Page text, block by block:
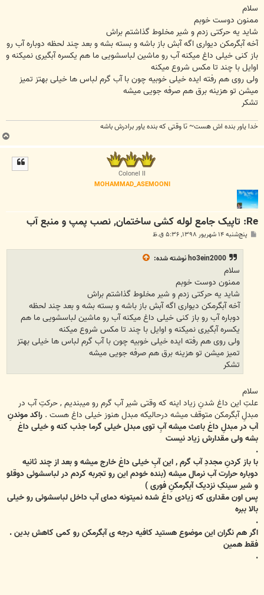
ت
سلام
ممنون دوست خوبم
شاید یه حرکتی زدم و شیر مخلوط گذاشتم براش
آخه آبگرمکن دیواری اگه آبش باز باشه و بسته بشه و بعد چند لحظه دوباره آب رو
باز کنی خیلی داغ میکنه آب رو ماشین لباسشویی ما هم یکسره آبگیری نمیکنه و
اوایل با چند تا مکس شروع میکنه
ولی روی هم رفته ایده خیلی خوبیه چون با آب گرم لباس ها خیلی بهتز تمیز
میشن تو هزینه برق هم صرفه جویی میشه
تشکر
خدا یاور بنده اش هست~ تا وقتی که بنده یاور برادرش باشه
ب
ا
Colonel II
MOHAMMAD_ASEMOONI
Re: تاپیک جامع لوله کشی ساختمان, نصب پمپ و منبع آب
پ پنج‌شنبه ۱۴ شهریور ۱۳۹۸, ۵:۳۶ ق.ظ
ho3ein2000نوشته شده:
سلام
ممنون دوست خوبم
شاید یه حرکتی زدم و شیر مخلوط گذاشتم براش
آخه آبگرمکن دیواری اگه آبش باز باشه و بسته بشه و بعد چند لحظه
دوباره آب رو باز کنی خیلی داغ میکنه آب رو ماشین لباسشویی ما هم
یکسره آبگیری نمیکنه و اوایل با چند تا مکس شروع میکنه
ولی روی هم رفته ایده خیلی خوبیه چون با آب گرم لباس ها خیلی بهتز
تمیز میشن تو هزینه برق هم صرفه جویی میشه
تشکر
سلام
علتِ این داغ شدنِ زیاد اینه که وقتی شیر آب گرم رو میبندیم , حرکتِ آب در
مبدلِ آبگرمکن متوقف میشه درحالیکه مبدل هنوز خیلی داغ هست . راکد موندنِ
آب در مبدلِ داغ باعث میشه آبِ توی مبدل خیلی گرما جذب کنه و خیلی داغ
بشه ولی مقدارش زیاد نیست
با باز کردنِ مجددِ آب گرم , این آبِ خیلی داغ خارج میشه و بعد از چند ثانیه
دوباره حرارت آب نرمال میشه (بنده خودم این رو تجربه کردم در لباسشوئی دوقلو
و شیر سینکِ نزدیک آبگرمکنِ فوری )
پس اون مقداری که زیادی داغ شده نمیتونه دمای آب داخل لباسشوئی رو خیلی
بالا ببره
اگر هم نگران این موضوع هستید کافیه درجه ی آبگرمکن رو کمی کاهش بدین .
فقط همین